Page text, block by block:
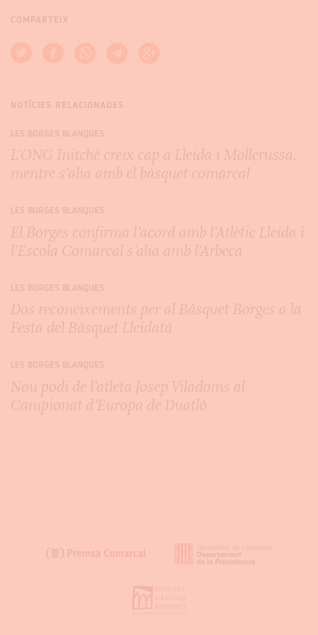
COMPARTEIX
NOTÍCIES RELACIONADES
LES BORGES BLANQUES
L’ONG Initché creix cap a Lleida i Mollerussa,
mentre s’alia amb el bàsquet comarcal
LES BORGES BLANQUES
El Borges confirma l’acord amb l’Atlètic Lleida i
l’Escola Comarcal s’alia amb l’Arbeca
LES BORGES BLANQUES
Dos reconeixements per al Bàsquet Borges a la
Festa del Bàsquet Lleidatà
LES BORGES BLANQUES
Nou podi de l’atleta Josep Viladoms al
Campionat d’Europa de Duatló